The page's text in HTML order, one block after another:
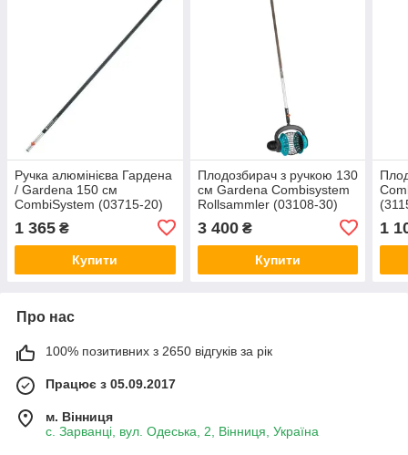
Ручка алюмінієва Гардена
/ Gardena 150 см
CombiSystem (03715-20)
1 365 ₴
Купити
Плодозбирач з ручкою 130
см Gardena Combisystem
Rollsammler (03108-30)
3 400₴
Купити
1
Про нас
100% позитивних з 2650 відгуків за рік
Працює з 05.09.2017
м. Вінниця
с. Зарванці, вул. Одеська, 2, Вінниця, Україна